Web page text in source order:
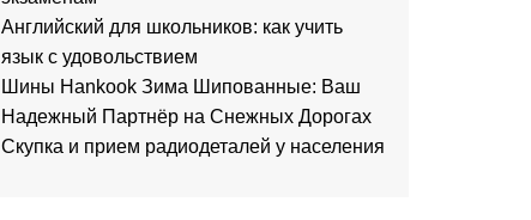
Английский для школьников: как учить
язык с удовольствием
Шины Hankook Зима Шипованные: Ваш
Надежный Партнёр на Снежных Дорогах
Скупка и прием радиодеталей у населения